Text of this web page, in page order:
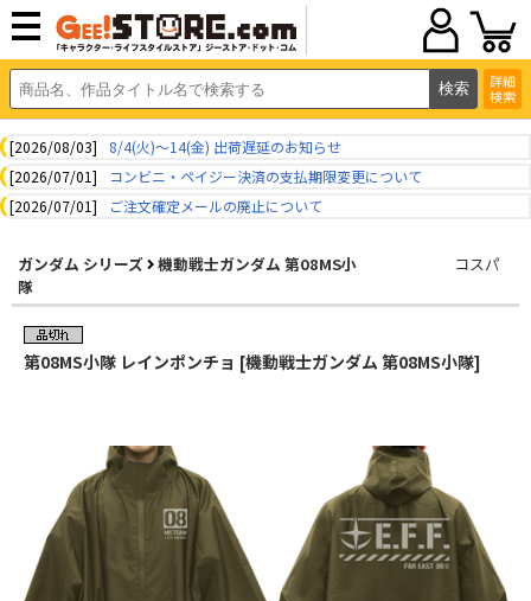
詳細
検索
[2026/08/03]
8/4(火)～14(金) 出荷遅延のお知らせ
[2026/07/01]
コンビニ・ペイジー決済の支払期限変更について
[2026/07/01]
ご注文確定メールの廃止について
ガンダム シリーズ
機動戦士ガンダム 第08MS小
隊
コスパ
第08MS小隊 レインポンチョ [機動戦士ガンダム 第08MS小隊]